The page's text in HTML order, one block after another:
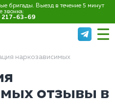
бригады. Выезд в течение 5 минут
звонка:
217-63-69
наркозависимых
отзывы в